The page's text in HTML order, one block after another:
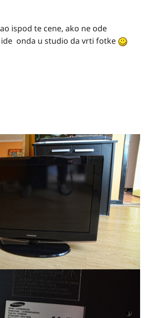
ispod te cene, ako ne ode
ide onda u studio da vrti fotke